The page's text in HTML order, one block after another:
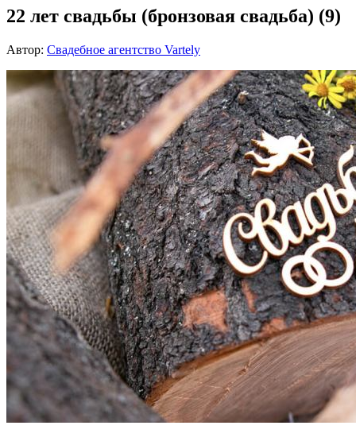
22 лет свадьбы (бронзовая свадьба) (9)
Автор: Свадебное агентство Vartely